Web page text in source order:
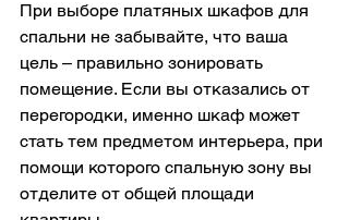
При выборе платяных шкафов для
спальни не забывайте, что ваша
цель – правильно зонировать
помещение. Если вы отказались от
перегородки, именно шкаф может
стать тем предметом интерьера, при
помощи которого спальную зону вы
отделите от общей площади